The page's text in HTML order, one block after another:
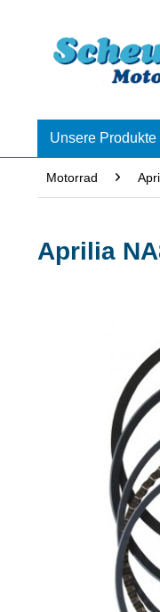
Unsere Produkte
Motorrad
Aprilia